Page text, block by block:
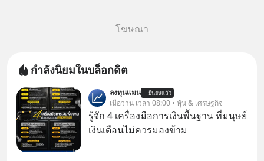
โฆษณา
กำลังนิยมในบล็อกดิต
ลงทุนแมน ยืนยันแล้ว
เมื่อวาน เวลา 08:00 • หุ้น & เศรษฐกิจ
รู้จัก 4 เครื่องมือการเงินพื้นฐาน ที่มนุษย์
เงินเดือนไม่ควรมองข้าม